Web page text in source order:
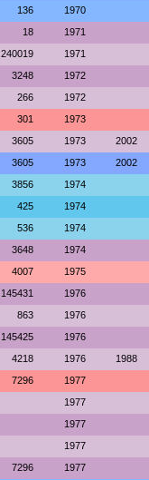
136 1970
18 1971
240019 1971
3248 1972
266 1972
301 1973
3605 1973 2002
3605 1973 2002
3856 1974
425 1974
536 1974
3648 1974
4007 1975
145431 1976
863 1976
145425 1976
4218 1976 1988
7296 1977
1977
1977
1977
7296 1977